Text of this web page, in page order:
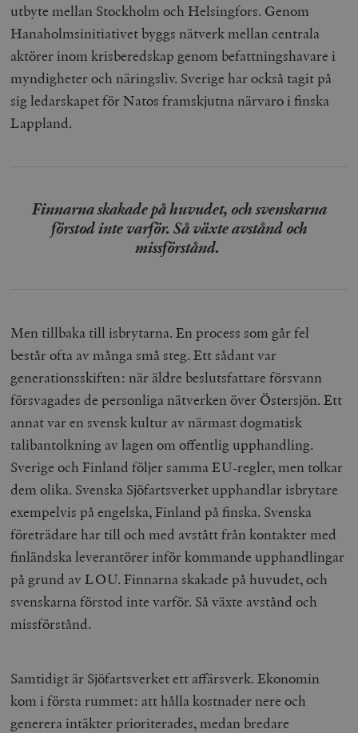
utbyte mellan Stockholm och Helsingfors. Genom
Hanaholmsinitiativet byggs nätverk mellan centrala
aktörer inom krisberedskap genom befattningshavare i
myndigheter och näringsliv. Sverige har också tagit på
sig ledarskapet för Natos framskjutna närvaro i finska
Lappland.
Finnarna skakade på huvudet, och svenskarna
förstod inte varför. Så växte avstånd och
missförstånd.
Men tillbaka till isbrytarna. En process som går fel
består ofta av många små steg. Ett sådant var
generationsskiften: när äldre beslutsfattare försvann
försvagades de personliga nätverken över Östersjön. Ett
annat var en svensk kultur av närmast dogmatisk
talibantolkning av lagen om offentlig upphandling.
Sverige och Finland följer samma EU-regler, men tolkar
dem olika. Svenska Sjöfartsverket upphandlar isbrytare
exempelvis på engelska, Finland på finska. Svenska
företrädare har till och med avstått från kontakter med
finländska leverantörer inför kommande upphandlingar
på grund av LOU. Finnarna skakade på huvudet, och
svenskarna förstod inte varför. Så växte avstånd och
missförstånd.
Samtidigt är Sjöfartsverket ett affärsverk. Ekonomin
kom i första rummet: att hålla kostnader nere och
generera intäkter prioriterades, medan bredare